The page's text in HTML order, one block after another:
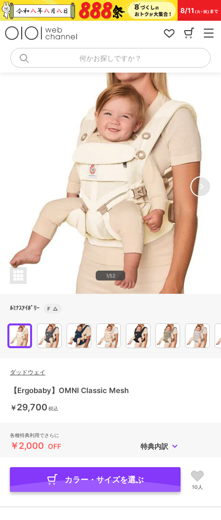
コ
ン
何かお探しですか？
1/52
ﾙﾐﾅｽｱｲﾎﾞﾘｰ F △
ダッドウェイ
【Ergobaby】OMNI Classic Mesh
￥29,700 税込
各種特典利用でさらに
￥2,000 OFF 特典内訳
カラー・サイズを選ぶ
10人